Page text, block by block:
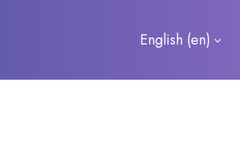
English ‎(en)‎